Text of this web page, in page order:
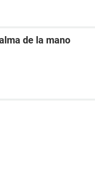
de la mano